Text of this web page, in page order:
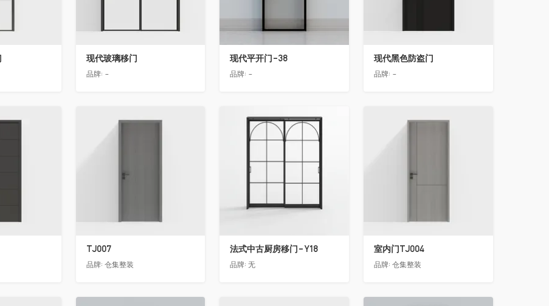
现代玻璃移门
品牌: -
现代平开门-38
品牌: -
现代黑色防盗门
品牌: -
收藏
TJ007
品牌: 仓集整装
收藏
法式中古厨房移门-Y18
品牌:无
收藏
室内门TJ004
品牌:仓集整装